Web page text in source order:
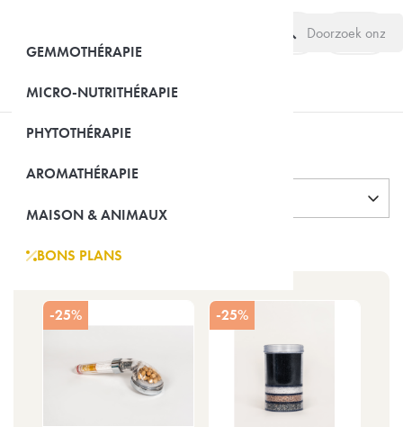
search
(0)
GEMMOTHÉRAPIE
MICRO-NUTRITHÉRAPIE
PHYTOTHÉRAPIE
AROMATHÉRAPIE
MAISON & ANIMAUX
BONS PLANS
Maison & Animaux
-25% -25%